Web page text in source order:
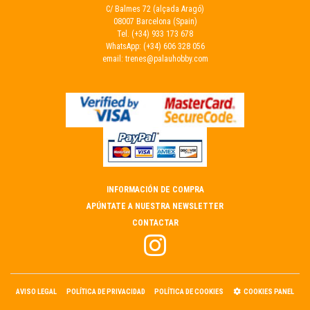
C/ Balmes 72 (alçada Aragó)
08007 Barcelona (Spain)
Tel. (+34) 933 173 678
WhatsApp: (+34) 606 328 056
email: trenes@palauhobby.com
INFORMACIÓN DE COMPRA
APÚNTATE A NUESTRA NEWSLETTER
CONTACTAR
AVISO LEGAL POLÍTICA DE PRIVACIDAD POLÍTICA DE COOKIES COOKIES PANEL